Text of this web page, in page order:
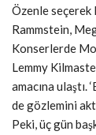
Özenle seçerek
Rammstein,
Konserlerde
Lemmy
amacına
de gözlemini
Peki, üç gün